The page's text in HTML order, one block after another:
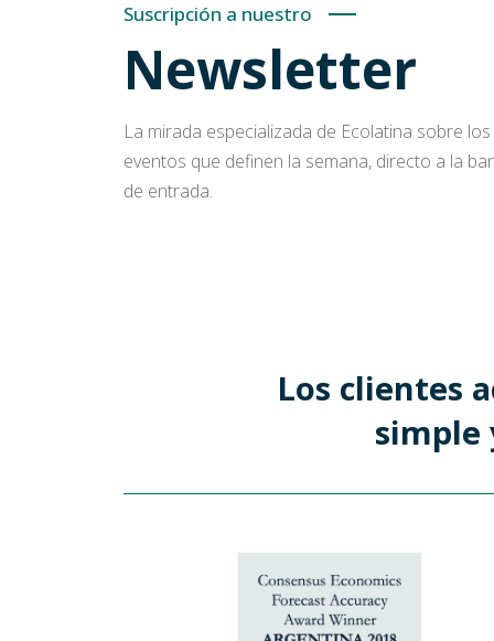
Suscripción a nuestro
Newsletter
La mirada especializada de Ecolatina sobre los
eventos que definen la semana, directo a la
de entrada.
Los clientes
simple